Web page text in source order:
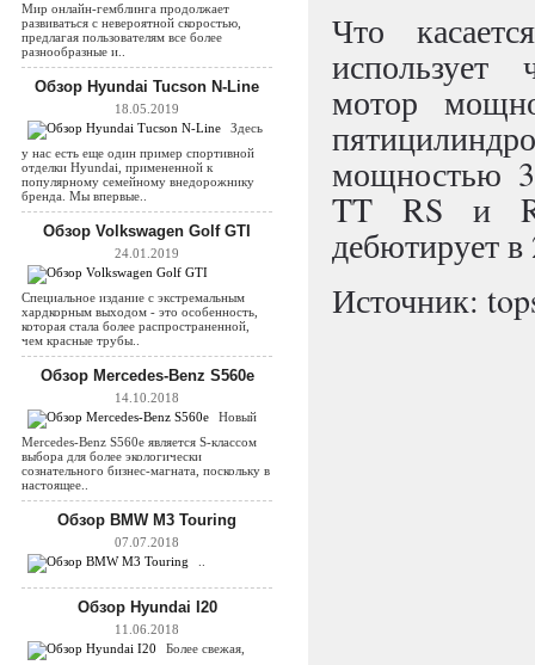
Мир онлайн-гемблинга продолжает
развиваться с невероятной скоростью,
предлагая пользователям все более
разнообразные и..
Обзор Hyundai Tucson N-Line
18.05.2019
Здесь
у нас есть еще один пример спортивной
отделки Hyundai, примененной к
популярному семейному внедорожнику
бренда. Мы впервые..
Обзор Volkswagen Golf GTI
24.01.2019
Специальное издание с экстремальным
хардкорным выходом - это особенность,
которая стала более распространенной,
чем красные трубы..
Обзор Mercedes-Benz S560e
14.10.2018
Новый
Mercedes-Benz S560e является S-классом
выбора для более экологически
сознательного бизнес-магната, поскольку в
настоящее..
Обзор BMW M3 Touring
07.07.2018
Обзор Hyundai I20
11.06.2018
Более свежая,
Что
использует
мотор
мощностью
TT RS и
дебютирует
Источник: